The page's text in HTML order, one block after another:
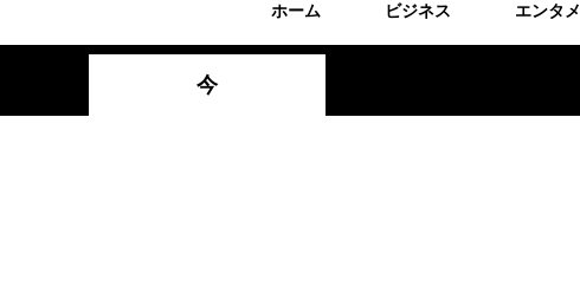
ホーム ビジネス エンタメ
今